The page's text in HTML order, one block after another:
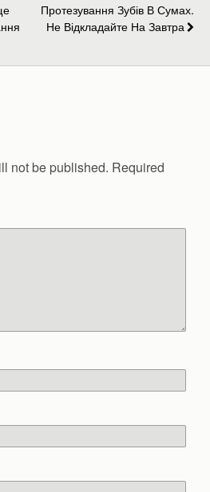
Протезування Зубів В Сумах.
Не Відкладайте На Завтра
not be published. Required